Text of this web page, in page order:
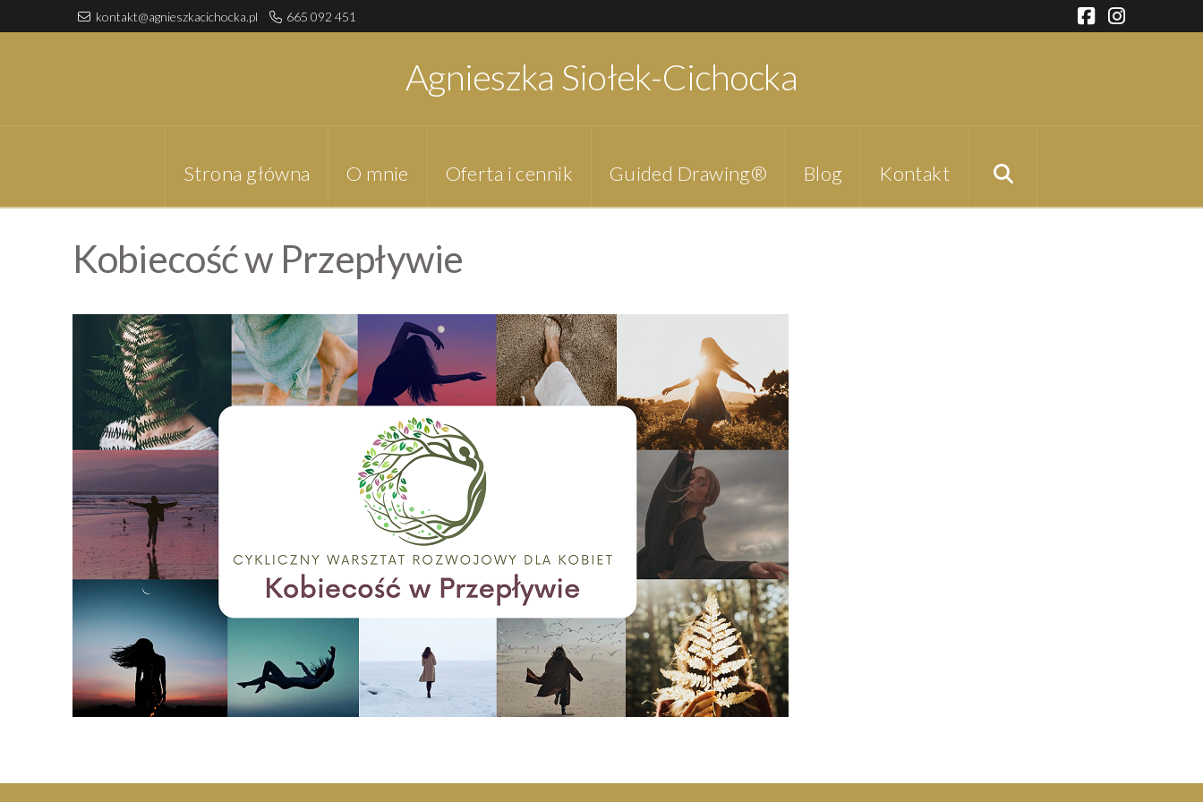
kontakt@agnieszkacichocka.pl 665 092 451
Facebook
Agnieszka Siołek-Cichocka
Strona główna O mnie Oferta i cennik Guided Drawing® Blog Kontakt
Kobiecość w Przepływie